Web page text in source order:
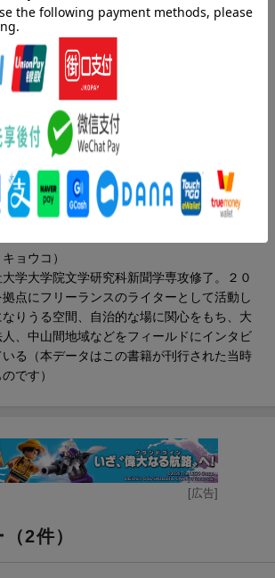
しをつなぐ
まぜるアート
に受け入れられて
真ん中に暮らす
く、育つ場をつくる
りの人生がこのまちをつくっていく
データベースより）
たまち／第二章 山と人の暮らしをつなぐ
きまぜるアート／第四章 神山の人たちに
五章 「食べる」を真ん中に暮らす／第六
育つ場をつくる／第七章 まちのコモンズ
」データベースより）
ョウコ）
学大学院文学研究科新聞学専攻修了。２０
点にフリーランスのライターとして活動し
りうる空間、自治的な場に関心をもち、大
、中山間地域などをフィールドにインタビ
いる（本データはこの書籍が刊行された当時
です）
[広告]
2件）